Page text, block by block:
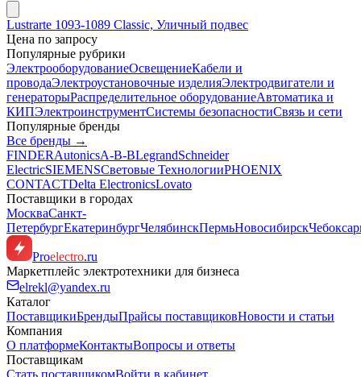
Lustrarte 1093-1089 Classic, Уличный подвес
Цена по запросу
Популярные рубрики
ЭлектрооборудованиеОсвещениеКабели и
проводаЭлектроустановочные изделияЭлектродвигатели и
генераторыРаспределительное оборудованиеАвтоматика и
КИПЭлектроинструментСистемы безопасностиСвязь и сети
Популярные бренды
Все бренды →
FINDERAutonicsA-B-BLegrandSchneider
ElectricSIEMENSСветовые ТехнологииPHOENIX
CONTACTDelta ElectronicsLovato
Поставщики в городах
МоскваСанкт-
ПетербургЕкатеринбургЧелябинскПермьНовосибирск
Proelectro.ru
Маркетплейс электротехники для бизнеса
elrekl@yandex.ru
Каталог
ПоставщикиБрендыПрайсы поставщиковНовости и статьи
Компания
О платформеКонтактыВопросы и ответы
Поставщикам
Стать поставщикомВойти в кабинет